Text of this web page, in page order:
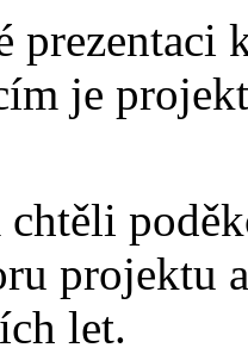
prezentaci
je
projektu
let.